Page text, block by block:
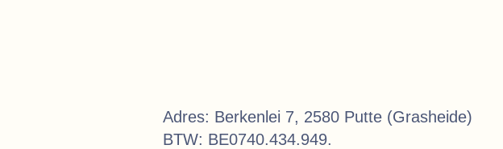
Adres: Berkenlei 7, 2580 Putte (Grasheide)
BTW: BE0740.434.949.